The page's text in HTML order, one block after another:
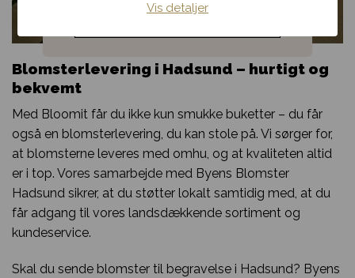
Vis detaljer
Blomsterlevering i Hadsund – hurtigt og
bekvemt
Med Bloomit får du ikke kun smukke buketter – du får
også en blomsterlevering, du kan stole på. Vi sørger for,
at blomsterne leveres med omhu, og at kvaliteten altid
er i top. Vores samarbejde med Byens Blomster
Hadsund sikrer, at du støtter lokalt samtidig med, at du
får adgang til vores landsdækkende sortiment og
kundeservice.
Skal du sende blomster til begravelse i Hadsund? Byens